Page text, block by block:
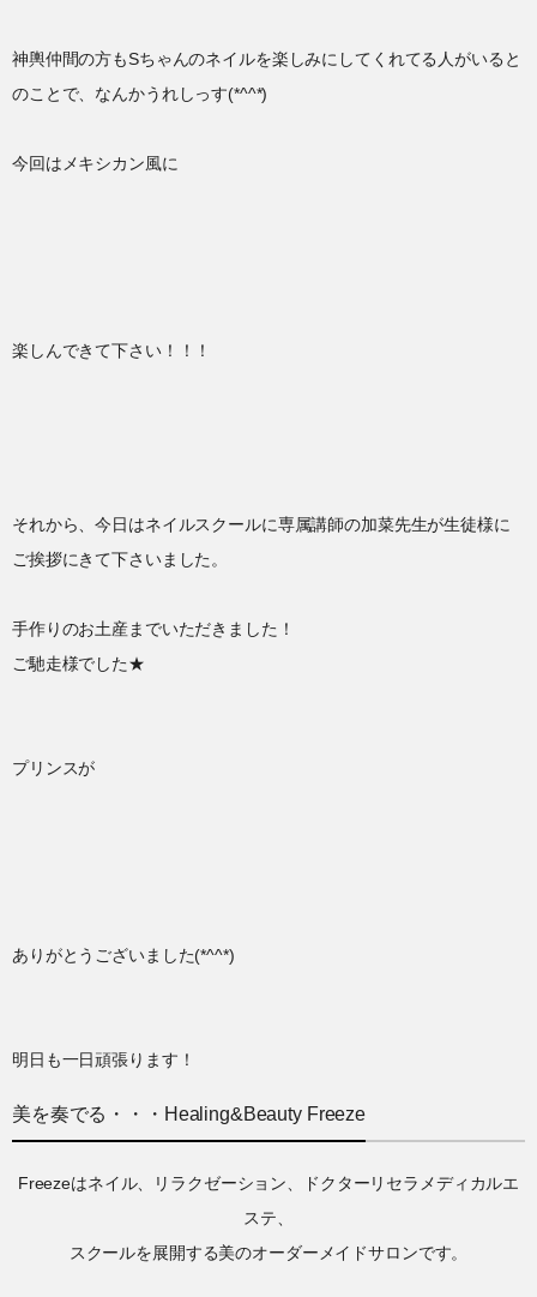
神輿仲間の方もSちゃんのネイルを楽しみにしてくれてる人がいると
のことで、なんかうれしっす(*^^*)
今回はメキシカン風に
楽しんできて下さい！！！
それから、今日はネイルスクールに専属講師の加菜先生が生徒様に
ご挨拶にきて下さいました。
手作りのお土産までいただきました！
ご馳走様でした★
プリンスが
ありがとうございました(*^^*)
明日も一日頑張ります！
美を奏でる・・・Healing&Beauty Freeze
Freezeはネイル、リラクゼーション、ドクターリセラメディカルエ
ステ、
スクールを展開する美のオーダーメイドサロンです。